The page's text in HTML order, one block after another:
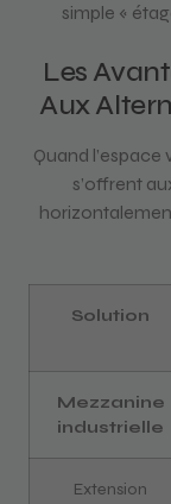
simple «
Les
Aux
Quand
s’offrent
Solution
Mezzanine
industrielle
Extension